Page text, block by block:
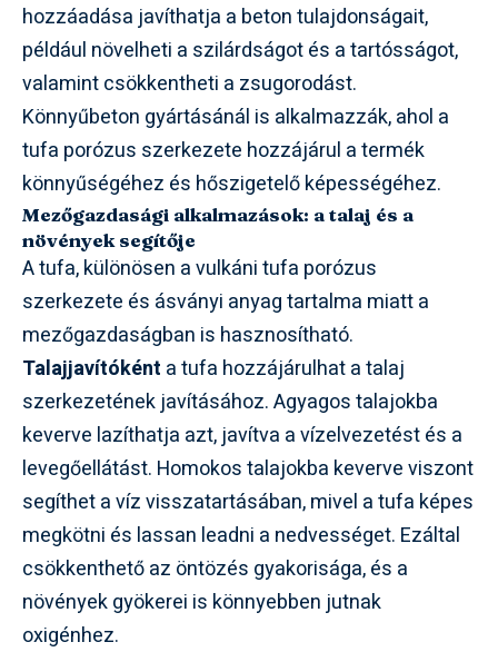
hozzáadása javíthatja a beton tulajdonságait,
például növelheti a szilárdságot és a tartósságot,
valamint csökkentheti a zsugorodást.
Könnyűbeton gyártásánál is alkalmazzák, ahol a
tufa porózus szerkezete hozzájárul a termék
könnyűségéhez és hőszigetelő képességéhez.
Mezőgazdasági alkalmazások: a talaj és a
növények segítője
A tufa, különösen a vulkáni tufa porózus
szerkezete és ásványi anyag tartalma miatt a
mezőgazdaságban is hasznosítható.
Talajjavítóként a tufa hozzájárulhat a talaj
szerkezetének javításához. Agyagos talajokba
keverve lazíthatja azt, javítva a vízelvezetést és a
levegőellátást. Homokos talajokba keverve viszont
segíthet a víz visszatartásában, mivel a tufa képes
megkötni és lassan leadni a nedvességet. Ezáltal
csökkenthető az öntözés gyakorisága, és a
növények gyökerei is könnyebben jutnak
oxigénhez.